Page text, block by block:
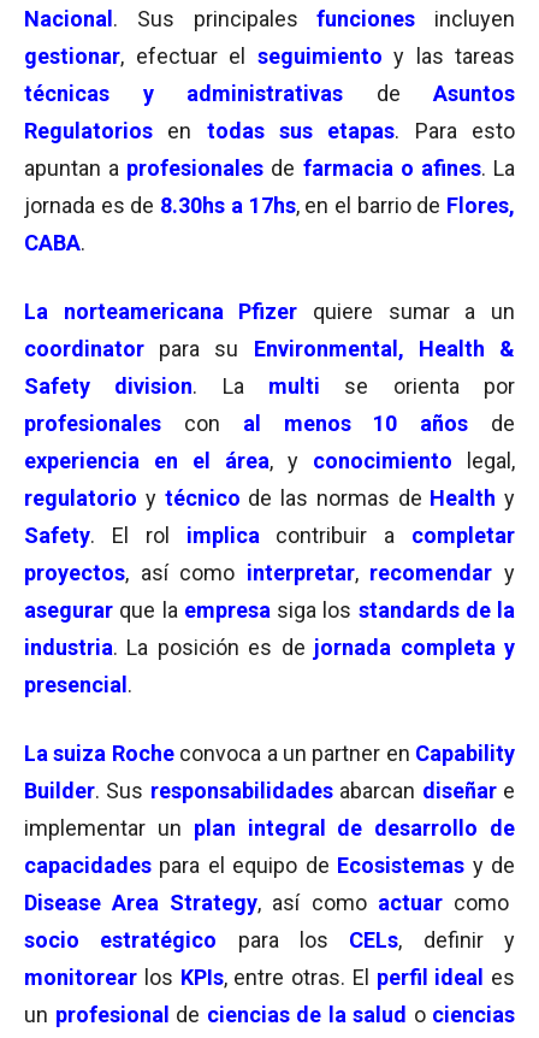
Nacional . Sus principalesfunciones
incluyen
gestionar, efectuar el seguimiento y las tareas
técnicas y administrativas de Asuntos
Regulatorios
en todas sus etapas. Para esto
apuntan a profesionales de farmacia o afines. La
jornada es de 8.30hs a 17hs, en el barrio de Flores,
CABA.
La norteamericana Pfizer quiere sumar a un
coordinator para su Environmental, Health &
Safety division. La multi
se orienta por
profesionales con al menos 10 años de
experiencia en el área, y conocimiento legal,
regulatorio y técnico de las normas de Health y
Safety. El rol implica contribuir a completar
proyectos, así como interpretar, recomendar y
asegurar que la empresa siga los standards de la
industria. La posición es de jornada completa y
presencial .
La suiza Rocheconvoca a un partner en Capability
Builder. Sus responsabilidades abarcan diseñare
implementar un plan integral de desarrollo de
capacidades para el equipo de Ecosistemas y de
Disease Area Strategy, así como actuar como
socio estratégico
para los CELs, definir y
monitorear los KPIs, entre otras. El perfil ideal
es
un profesional de ciencias de la salud o ciencias